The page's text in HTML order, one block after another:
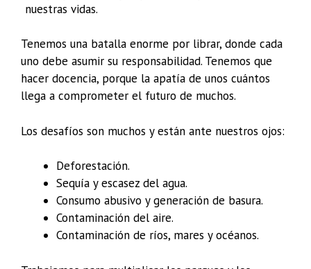
nuestras vidas.
Tenemos una batalla enorme por librar, donde cada
uno debe asumir su responsabilidad. Tenemos que
hacer docencia, porque la apatía de unos cuántos
llega a comprometer el futuro de muchos.
Los desafíos son muchos y están ante nuestros ojos:
Deforestación.
Sequía y escasez del agua.
Consumo abusivo y generación de basura.
Contaminación del aire.
Contaminación de ríos, mares y océanos.